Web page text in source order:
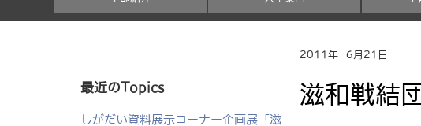
2011年 6月21日
滋和戦結
最近のTopics
しがだい資料展示コーナー企画展「滋